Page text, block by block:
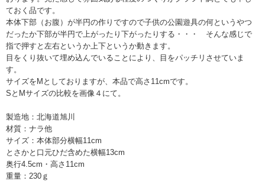
ておく品です。
本体下部（お腹）が半円の作りですので子供の公園遊具の何というやつ
だったか下部が半円で上がったり下がったりする・・・ そんな感じで
指で押すと左右というか上下というか動きます。
目をくり抜いて埋め込んでいることにより、目をパッチリさせていま
す。
サイズをMとしておりますが、本品で高さ11cmです。
SとMサイズの比較を画像４にて。
製造地：北海道旭川
材質：ナラ他
サイズ：本体部分横幅11cm
とさかと口元ひだ含めた横幅13cm
奥行4.5cm・高さ11cm
重量：230ｇ